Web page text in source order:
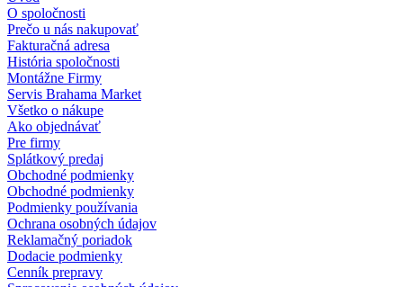
O spoločnosti
Prečo u nás nakupovať
Fakturačná adresa
História spoločnosti
Montážne Firmy
Servis Brahama Market
Všetko o nákupe
Ako objednávať
Pre firmy
Splátkový predaj
Obchodné podmienky
Obchodné podmienky
Podmienky používania
Ochrana osobných údajov
Reklamačný poriadok
Dodacie podmienky
Cenník prepravy